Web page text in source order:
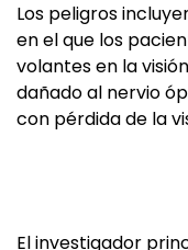
Los peligros
en el que los
volantes en la
dañado al nervio
con pérdida de la
El investigador